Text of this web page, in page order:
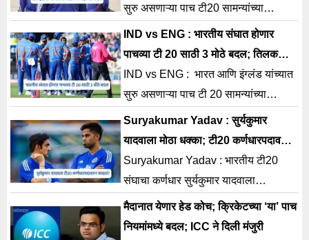
सुरु असणाऱ्या पाच टी20 सामन्यांच्या
मालिकेनंतर भारतीय संघाच्या सपोर्ट स्टाफमध्ये
अनेक बदल
IND vs ENG : भारतीय संघात होणार
पाचव्या टी 20 साठी 3 मोठे बदल; तिलक
वर्मासह 2 स्टार खेळाडू बाहेर?
IND vs ENG : भारत आणि इंग्लंड यांच्यात
सुरु असणाऱ्या पाच टी 20 सामन्यांच्या
मालिकेतील आज पाचवा आणि शेवटचा सामना
खेळवला जाणार आहे.
Suryakumar Yadav : सुर्यकुमार
यादवाला मोठा धक्का; टी20 कर्णधारपदावरुन
काढलं?
Suryakumar Yadav : भारतीय टी20
संघाचा कर्णधार सुर्यकुमार यादवाला
बीसीसीआयने मोठा धक्का दिला असून
त्याच्याकडून टी20 संघाचे कर्णधार
मैदानात येणार हेड कोच; क्रिकेटच्या ‘या’ पाच
नियमांमध्ये बदल; ICC ने दिली मंजुरी